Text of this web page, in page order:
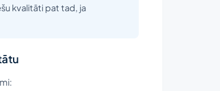
kvalitāti pat tad, ja